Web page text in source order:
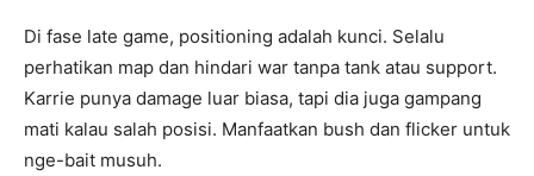
Di fase late game, positioning adalah kunci. Selalu
perhatikan map dan hindari war tanpa tank atau support.
Karrie punya damage luar biasa, tapi dia juga gampang
mati kalau salah posisi. Manfaatkan bush dan flicker untuk
nge-bait musuh.